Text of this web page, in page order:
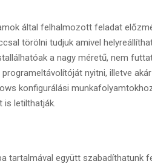
által felhalmozott feladat
törölni tudjuk amivel
a nagy méretű, nem
nyitni, illetve
konfigurálási
is letilthatják.
tartalmával együtt szabadíthatunk